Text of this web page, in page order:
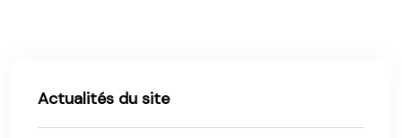
Actualités du site